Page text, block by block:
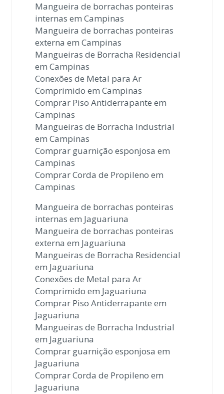
Mangueira de borrachas ponteiras
internas em Campinas
Mangueira de borrachas ponteiras
externa em Campinas
Mangueiras de Borracha Residencial
em Campinas
Conexões de Metal para Ar
Comprimido em Campinas
Comprar Piso Antiderrapante em
Campinas
Mangueiras de Borracha Industrial
em Campinas
Comprar guarnição esponjosa em
Campinas
Comprar Corda de Propileno em
Campinas
Mangueira de borrachas ponteiras
internas em Jaguariuna
Mangueira de borrachas ponteiras
externa em Jaguariuna
Mangueiras de Borracha Residencial
em Jaguariuna
Conexões de Metal para Ar
Comprimido em Jaguariuna
Comprar Piso Antiderrapante em
Jaguariuna
Mangueiras de Borracha Industrial
em Jaguariuna
Comprar guarnição esponjosa em
Jaguariuna
Comprar Corda de Propileno em
Jaguariuna